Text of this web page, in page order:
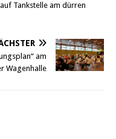
Tankstelle am dürren
am
Wagenhalle